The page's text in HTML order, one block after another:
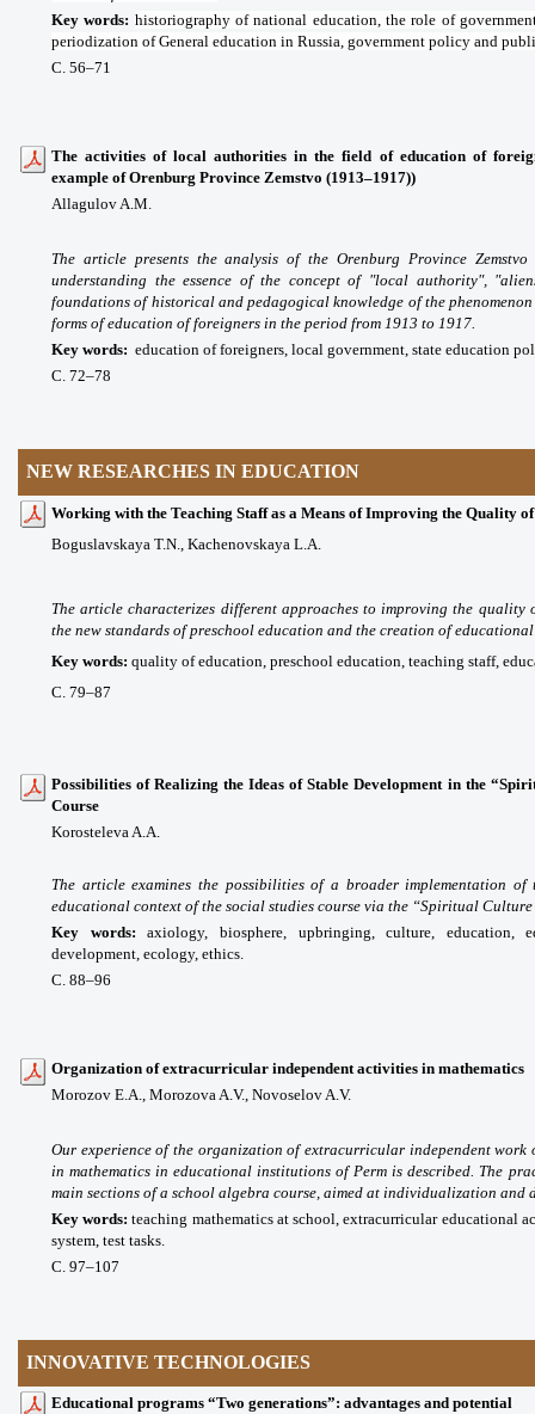
Key words: historiography of national education, the role of
periodization of General education in Russia, government policy and
С. 56–71
The activities of local authorities in the field of education of
example of Orenburg Province Zemstvo (1913–1917))
Allagulov A.M.
The article presents the analysis of the Orenburg Province
understanding the essence of the concept of "local authority",
foundations of historical and pedagogical knowledge of the
forms of education of foreigners in the period from 1913 to 1917.
Key words: education of foreigners, local government, state education
С. 72–78
NEW RESEARCHES IN EDUCATION
Working with the Teaching Staff as a Means of Improving the Quality
Boguslavskaya T.N., Kachenovskaya L.A.
The article characterizes different approaches to improving the
the new standards of preschool education and the creation of educational
Key words: quality of education, preschool education, teaching staff,
С. 79–87
Possibilities of Realizing the Ideas of Stable Development in the
Course
Korosteleva A.A.
The article examines the possibilities of a broader implementation
educational context of the social studies course via the “Spiritual
Key words:axiology, biosphere, upbringing, culture, education,
development, ecology, ethics.
С. 88–96
Organization of extracurricular independent activities in mathematics
Morozov E.A., Morozova A.V., Novoselov A.V.
Our experience of the organization of extracurricular independent work
in mathematics in educational institutions of Perm is described. The
main sections of a school algebra course, aimed at individualization and
Key words:teaching mathematics at school, extracurricular educational
system, test tasks.
С. 97–107
INNOVATIVE TECHNOLOGIES
Educational programs “Two generations”: advantages and potential